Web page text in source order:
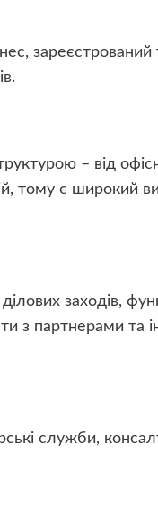
зареєстрований
– від
тому є широкий
заходів,
з партнерами та
служби,